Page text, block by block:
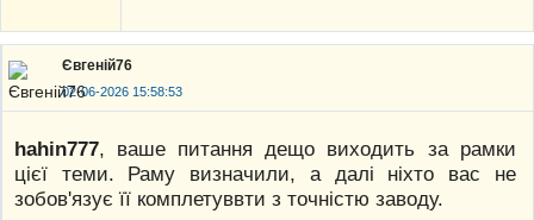
Євгеній76
02-06-2026 15:58:53
hahin777, ваше питання дещо виходить за рамки
цієї теми. Раму визначили, а далі ніхто вас не
зобов'язує її комплетуввти з точністю заводу.